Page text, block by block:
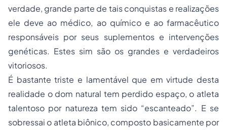
verdade, grande parte de tais conquistas e realizações
ele deve ao médico, ao químico e ao farmacêutico
responsáveis por seus suplementos e intervenções
genéticas. Estes sim são os grandes e verdadeiros
vitoriosos.
É bastante triste e lamentável que em virtude desta
realidade o dom natural tem perdido espaço, o atleta
talentoso por natureza tem sido “escanteado”. E se
sobressai o atleta biônico, composto basicamente por